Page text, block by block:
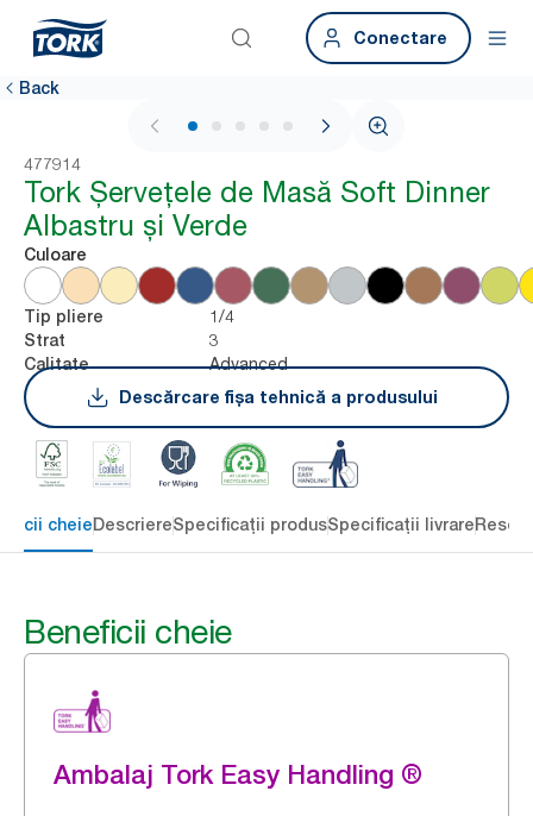
Conectare
Back
1 / 6
477914
Tork Șervețele de Masă Soft Dinner
Albastru și Verde
Culoare
Tip pliere 1/4
Strat 3
Calitate
Advanced
Descărcare fișa tehnică a produsului
cheieDescriereSpecificații produsSpecificații livrare
Beneficii cheie
Ambalaj Tork Easy Handling ®